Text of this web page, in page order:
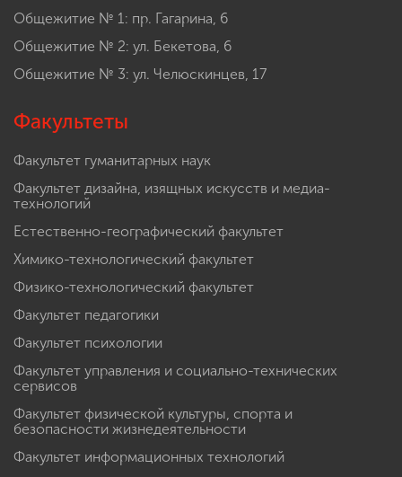
Общежитие № 1: пр. Гагарина, 6
Общежитие № 2: ул. Бекетова, 6
Общежитие № 3: ул. Челюскинцев, 17
Факультеты
Факультет гуманитарных наук
Факультет дизайна, изящных искусств и медиа-
технологий
Естественно-географический факультет
Химико-технологический факультет
Физико-технологический факультет
Факультет педагогики
Факультет психологии
Факультет управления и социально-технических
сервисов
Факультет физической культуры, спорта и
безопасности жизнедеятельности
Факультет информационных технологий